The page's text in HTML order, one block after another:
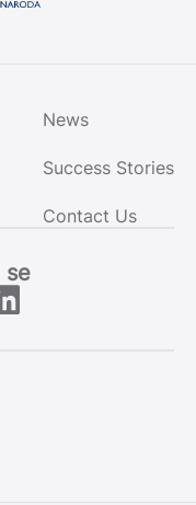
News
Success Stories
Contact Us
se